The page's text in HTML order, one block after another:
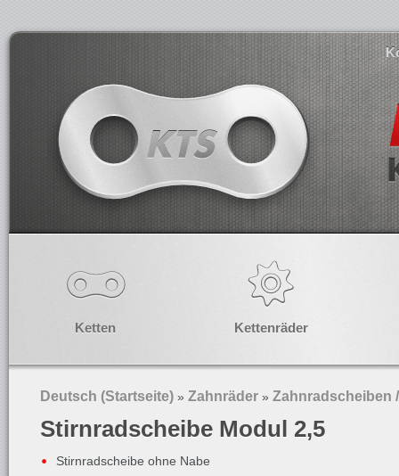
Ketten Kettenräder
Deutsch (Startseite) » Zahnräder » Zahnradscheiben
Stirnradscheibe Modul 2,5
Stirnradscheibe ohne Nabe